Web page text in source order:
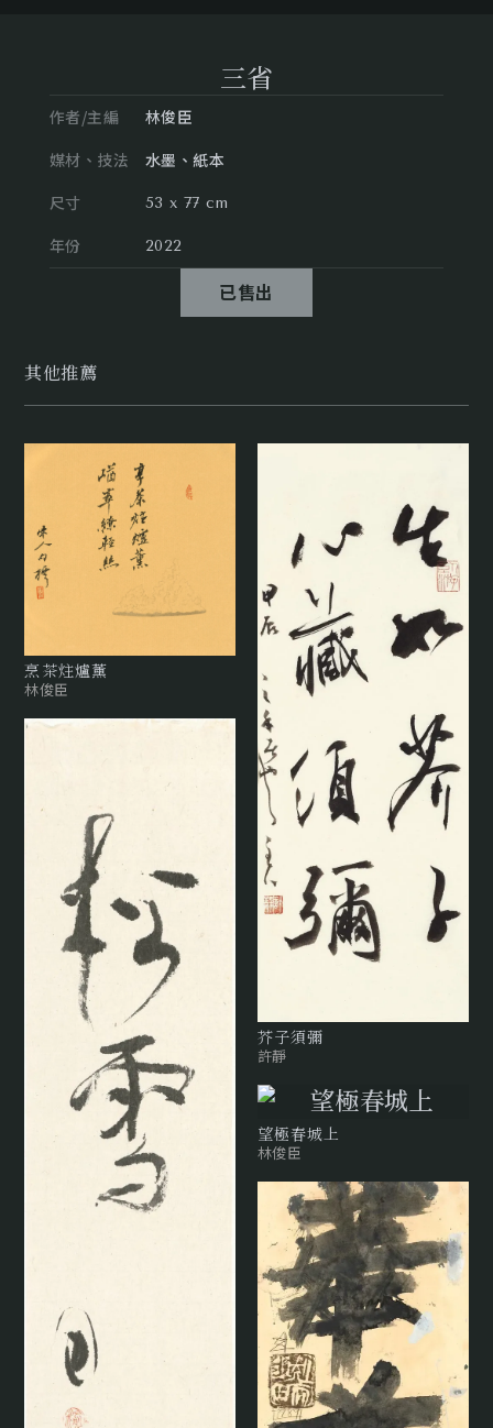
三省
作者/主編
林俊臣
媒材、技法
水墨、紙本
尺寸
53 x 77 cm
年份 2022
已售出
其他推薦
烹茶炷爐薰
林俊臣
芥子須彌
許靜
望極春城上
林俊臣